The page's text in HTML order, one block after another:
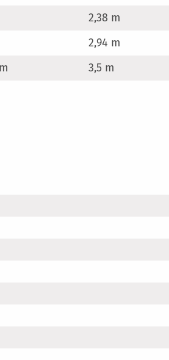
2,38 m
2,94 m
3,5 m